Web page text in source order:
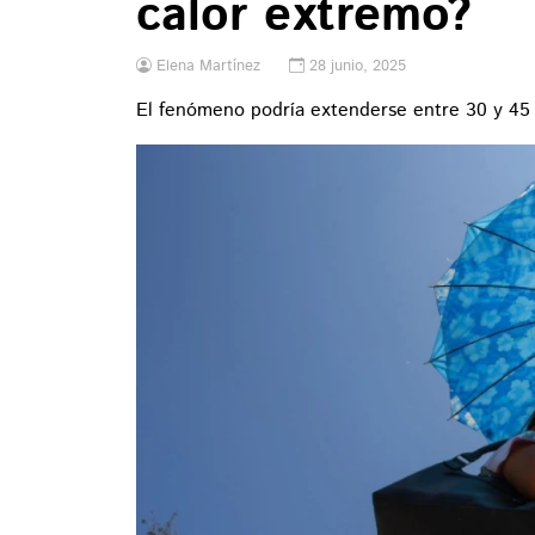
calor extremo?
Elena Martínez 28 junio, 2025
El fenómeno podría extenderse entre 30 y 45